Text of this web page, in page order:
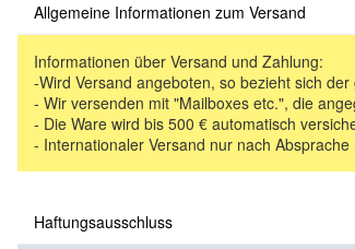
Allgemeine Informationen zum Versand
Informationen über Versand und Zahlung:
-Wird Versand angeboten, so bezieht sich
- Wir versenden mit "Mailboxes etc.", die
- Die Ware wird bis 500 € automatisch
- Internationaler Versand nur nach
Haftungsausschluss